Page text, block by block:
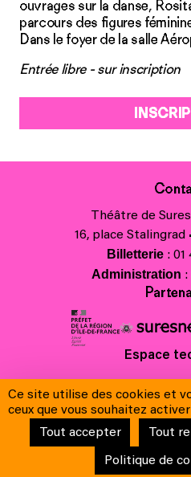
ouvrages sur la danse,
parcours des figures
Dans le foyer de la salle
Entrée libre - sur inscription
Théâtre de
16, place Stalingrad
Billetterie: 01
Administration :
Espace
Mentions légales & Charte
Conditions
Ce site utilise des cookies et
ceux que vous souhaitez activer
Tout accepter
Tout
Politique de